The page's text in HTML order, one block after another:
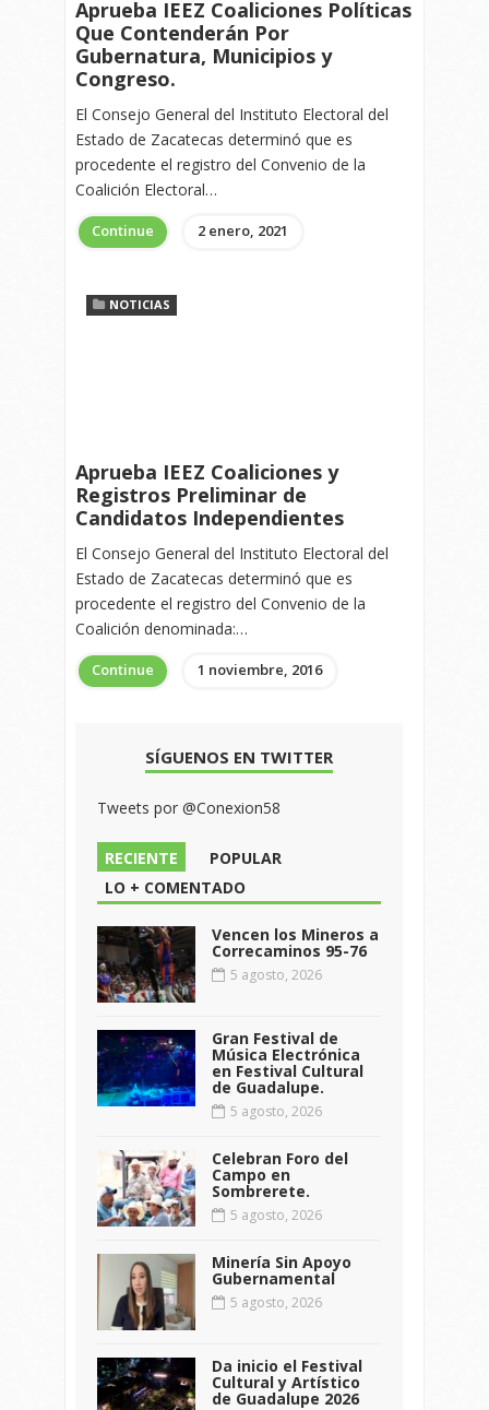
Aprueba IEEZ Coaliciones Políticas
Que Contenderán Por
Gubernatura, Municipios y
Congreso.
El Consejo General del Instituto Electoral del
Estado de Zacatecas determinó que es
procedente el registro del Convenio de la
Coalición Electoral…
Continue 2 enero, 2021
NOTICIAS
Aprueba IEEZ Coaliciones y
Registros Preliminar de
Candidatos Independientes
El Consejo General del Instituto Electoral del
Estado de Zacatecas determinó que es
procedente el registro del Convenio de la
Coalición denominada:…
Continue 1 noviembre, 2016
SÍGUENOS EN TWITTER
Tweets por @Conexion58
RECIENTE
POPULAR
LO + COMENTADO
Vencen los Mineros a
Correcaminos 95-76
5 agosto, 2026
Gran Festival de
Música Electrónica
en Festival Cultural
de Guadalupe.
5 agosto, 2026
Celebran Foro del
Campo en
Sombrerete.
5 agosto, 2026
Minería Sin Apoyo
Gubernamental
5 agosto, 2026
Da inicio el Festival
Cultural y Artístico
de Guadalupe 2026